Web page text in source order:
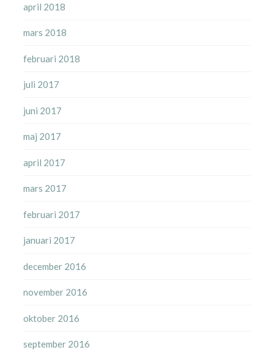
april 2018
mars 2018
februari 2018
juli 2017
juni 2017
maj 2017
april 2017
mars 2017
februari 2017
januari 2017
december 2016
november 2016
oktober 2016
september 2016